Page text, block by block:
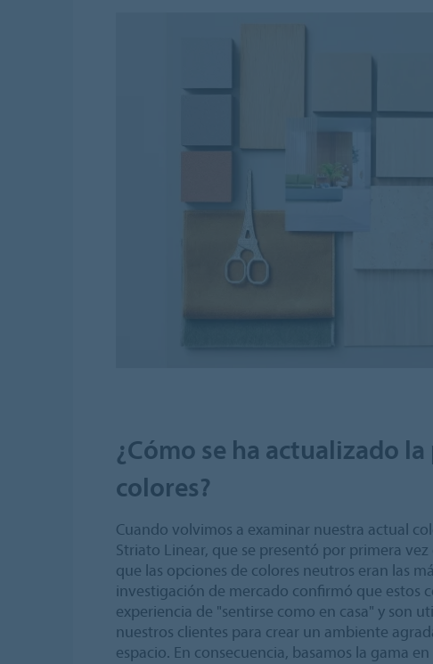
¿Cómo se ha actualizado
colores?
Cuando volvimos a examinar nuestra actual
Striato Linear, que se presentó por primera
que las opciones de colores neutros eran las
investigación de mercado confirmó que estos
experiencia de "sentirse como en casa" y son
nuestros clientes para crear un ambiente
espacio. En consecuencia, basamos la gama